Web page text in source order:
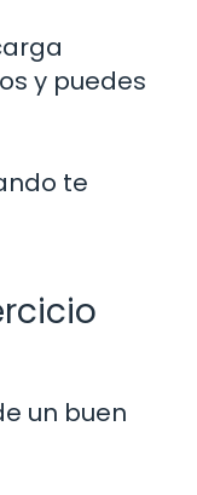
y puedes
te
un buen